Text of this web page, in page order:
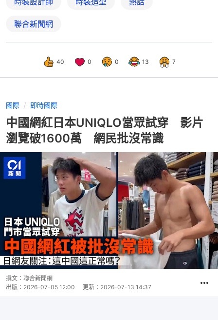
聯合新聞網
40 0 0 13 7
國際 即時國際
中國網紅日本UNIQLO當眾試穿 影片
瀏覽破1600萬 網民批沒常識
撰文： 聯合新聞網
出版： 2026-07-05 12:00 更新： 2026-07-13 14:37